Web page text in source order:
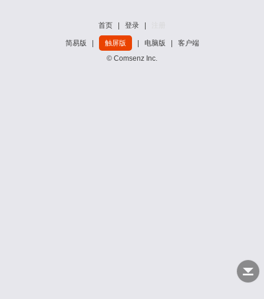
首页 登录
简易版 触屏版 电脑版
客户端
© Comsenz Inc.